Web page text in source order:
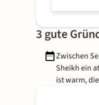
3 gute
Zwischen
Sheikh ein
ist warm,